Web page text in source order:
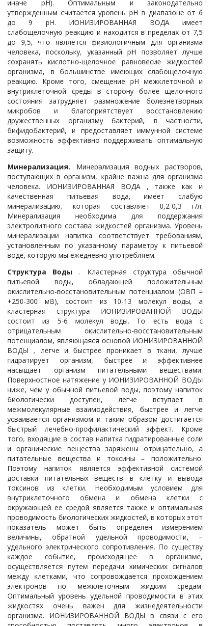
иначе рН). Оптимальным и законодательно
утвержденным считается уровень рН в диапазоне от 6
до 9 рН. ИОНИЗИРОВАННАЯ ВОДА имеет
слабощелочную реакцию и находится в пределах от 7,5
до 9,5, что является физиологичным для организма
человека, поскольку, указанный рН позволяет лучше
сохранять кислотно-щелочное равновесие жидкостей
организма, в большинстве имеющих слабощелочную
реакцию. Кроме того, смещение рН межклеточной и
внутриклеточной среды в сторону более щелочного
состояния затрудняет размножение болезнетворных
микробов и благоприятствует восстановлению
дружественных организму бактерий, в частности,
бифидобактерий, и предоставляет иммунной системе
возможность эффективно поддерживать оптимальную
защиту.
Минерализация. Минерализация водных растворов,
поступающих в организм, крайне важна для организма
человека. ИОНИЗИРОВАННАЯ ВОДА , также как и
качественная питьевая вода, имеет слабую
минерализацию, которая составляет 0,2-0,3 г/л.
Минерализация необходима для поддержания
электролитного состава жидкостей организма. Уровень
минерализации напитка соответствует требованиям,
установленным по указанному параметру к питьевой
воде, которую мы ежедневно употребляем.
Структура Воды . Кластерная структура обычной
питьевой воды, обладающей положительным
окислительно-восстановительным потенциалом (ОВП =
+250-300 мВ), состоит из 10-13 молекул воды, а
кластерная структура ИОНИЗИРОВАННОЙ ВОДЫ
состоит из 5-6 молекул воды. То есть вода с
отрицательным окислительно-восстановительным
потенциалом, являющаяся основой ИОНИЗИРОВАННОЙ
ВОДЫ , легче и быстрее проникает в ткани, лучше
гидратирует организм, быстрее и эффективнее
насыщает организм питательными веществами.
Поверхностное натяжение у ИОНИЗИРОВАННОЙ ВОДЫ
ниже, чем у обычной питьевой воды, поэтому напиток
биологически доступен, легче вступает в
межмолекулярные взаимодействия, быстрее и легче
усваивается организмом и таким образом достигается
быстрый лечебно-профилактический эффект. Кроме
того, входящие в состав напитка гидратированные соли
и органические вещества заряжены отрицательно, а
питательные вещества и токсины – положительно.
Поэтому напиток является эффективной системой
доставки питательных веществ в клетку и вывода
токсинов из клетки. Необходимым условием для
внутриклеточного обмена и обмена клетки с
окружающей ее средой является также и оптимальная
проводимость биологических жидкостей, в которых этот
показатель может быть определен измерением
величины, обратной удельной проводимости, –
удельного электрического сопротивления. По существу
каждое событие, происходящее в организме,
осуществляется путем передачи химических сигналов
между клетками, что сопровождается прохождением
электронов по межклеточным жидким средам.
Оптимальный уровень удельной проводимости в этих
жидкостях очень важен для жизнедеятельности
организма. ИОНИЗИРОВАННОЙ ВОДЫ в связи с его